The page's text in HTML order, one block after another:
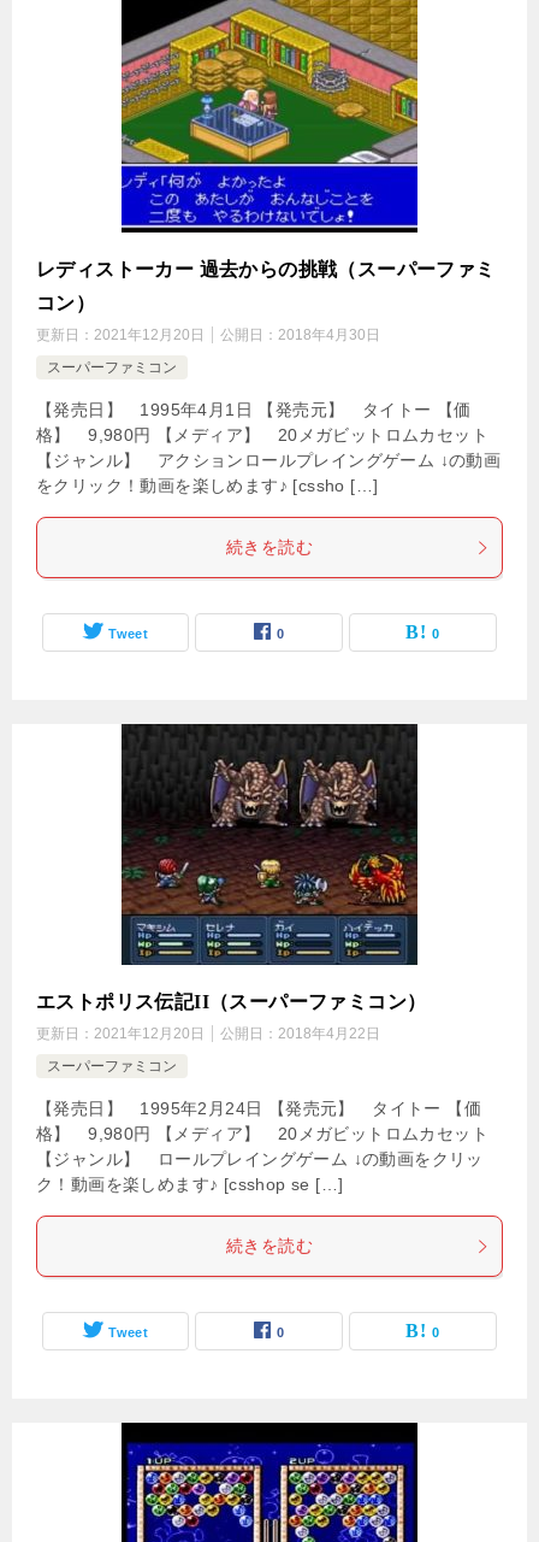
レディストーカー 過去からの挑戦（スーパーファミ
コン）
更新日： 2021年12月20日 公開日： 2018年4月30日
スーパーファミコン
【発売日】 1995年4月1日 【発売元】 タイトー 【価
格】 9,980円 【メディア】 20メガビットロムカセット
【ジャンル】 アクションロールプレイングゲーム ↓の動画
をクリック！動画を楽しめます♪ [cssho […]
続きを読む
Tweet 0 0
エストポリス伝記II（スーパーファミコン）
更新日： 2021年12月20日 公開日： 2018年4月22日
スーパーファミコン
【発売日】 1995年2月24日 【発売元】 タイトー 【価
格】 9,980円 【メディア】 20メガビットロムカセット
【ジャンル】 ロールプレイングゲーム ↓の動画をクリッ
ク！動画を楽しめます♪ [csshop se […]
続きを読む
Tweet 0 0